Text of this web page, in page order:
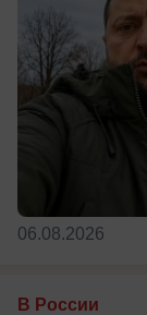
06.08.2026
В России